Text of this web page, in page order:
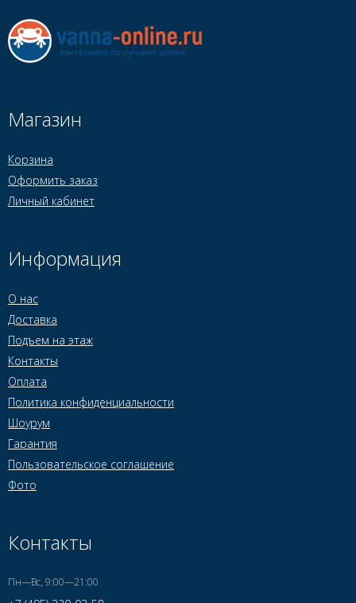
Магазин
Корзина
Оформить заказ
Личный кабинет
Информация
О нас
Доставка
Подъем на этаж
Контакты
Оплата
Политика конфиденциальности
Шоурум
Гарантия
Пользовательское соглашение
Фото
Контакты
Пн—Вс, 9:00—21:00